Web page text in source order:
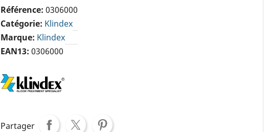
Référence 0306000
Catégorie Klindex
Marque Klindex
EAN13 0306000
Partager